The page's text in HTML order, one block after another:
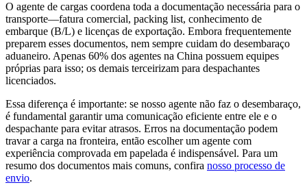
O agente de cargas coordena toda a documentação necessária para o
transporte—fatura comercial, packing list, conhecimento de
embarque (B/L) e licenças de exportação. Embora frequentemente
preparem esses documentos, nem sempre cuidam do desembaraço
aduaneiro. Apenas 60% dos agentes na China possuem equipes
próprias para isso; os demais terceirizam para despachantes
licenciados.
Essa diferença é importante: se nosso agente não faz o desembaraço,
é fundamental garantir uma comunicação eficiente entre ele e o
despachante para evitar atrasos. Erros na documentação podem
travar a carga na fronteira, então escolher um agente com
experiência comprovada em papelada é indispensável. Para um
resumo dos documentos mais comuns, confira nosso processo de
envio.